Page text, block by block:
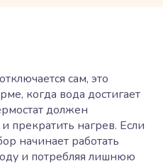
сам, это
когда вода достигает
должен
прекратить нагрев. Если
начинает работать
и потребляя лишнюю